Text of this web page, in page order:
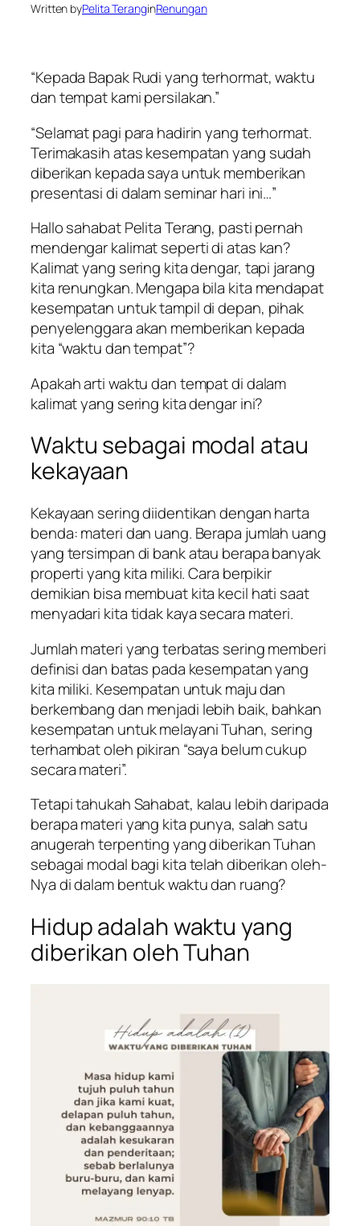
Written byPelita TeranginRenungan
“Kepada Bapak Rudi yang terhormat, waktu
dan tempat kami persilakan.”
“Selamat pagi para hadirin yang terhormat.
Terimakasih atas kesempatan yang sudah
diberikan kepada saya untuk memberikan
presentasi di dalam seminar hari ini…”
Hallo sahabat Pelita Terang, pasti pernah
mendengar kalimat seperti di atas kan?
Kalimat yang sering kita dengar, tapi jarang
kita renungkan. Mengapa bila kita mendapat
kesempatan untuk tampil di depan, pihak
penyelenggara akan memberikan kepada
kita “waktu dan tempat”?
Apakah arti waktu dan tempat di dalam
kalimat yang sering kita dengar ini?
Waktu sebagai modal atau
kekayaan
Kekayaan sering diidentikan dengan harta
benda: materi dan uang. Berapa jumlah uang
yang tersimpan di bank atau berapa banyak
properti yang kita miliki. Cara berpikir
demikian bisa membuat kita kecil hati saat
menyadari kita tidak kaya secara materi.
Jumlah materi yang terbatas sering memberi
definisi dan batas pada kesempatan yang
kita miliki. Kesempatan untuk maju dan
berkembang dan menjadi lebih baik, bahkan
kesempatan untuk melayani Tuhan, sering
terhambat oleh pikiran “saya belum cukup
secara materi”.
Tetapi tahukah Sahabat, kalau lebih daripada
berapa materi yang kita punya, salah satu
anugerah terpenting yang diberikan Tuhan
sebagai modal bagi kita telah diberikan oleh-
Nya di dalam bentuk waktu dan ruang?
Hidup adalah waktu yang
diberikan oleh Tuhan